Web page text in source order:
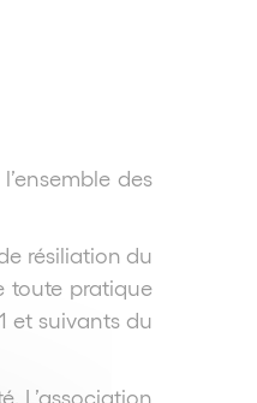
des
résiliation du
toute pratique
et suivants du
L’association